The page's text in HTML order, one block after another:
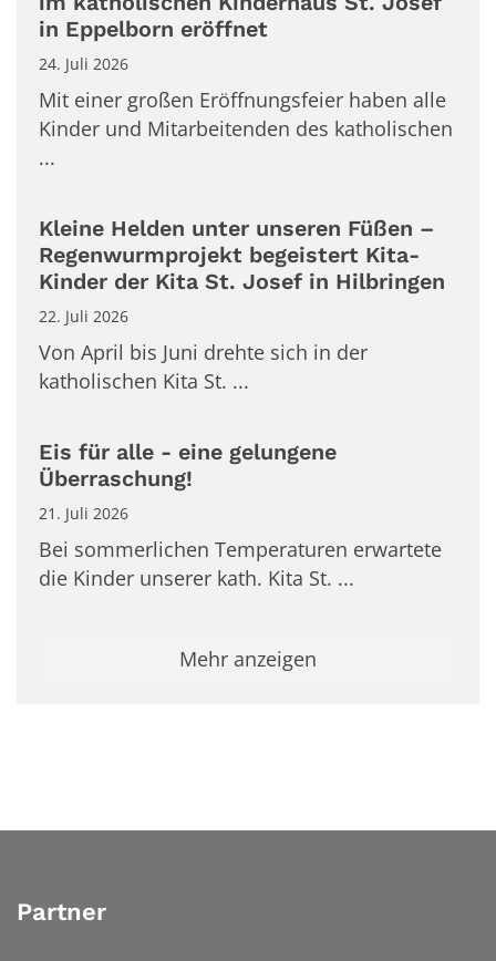
in Eppelborn eröffnet
24. Juli 2026
Mit einer großen Eröffnungsfeier haben alle
Kinder und Mitarbeitenden des katholischen
...
Kleine Helden unter unseren Füßen –
Regenwurmprojekt begeistert Kita-
Kinder der Kita St. Josef in Hilbringen
22. Juli 2026
Von April bis Juni drehte sich in der
katholischen Kita St. ...
Eis für alle - eine gelungene
Überraschung!
21. Juli 2026
Bei sommerlichen Temperaturen erwartete
die Kinder unserer kath. Kita St. ...
Mehr anzeigen
Partner